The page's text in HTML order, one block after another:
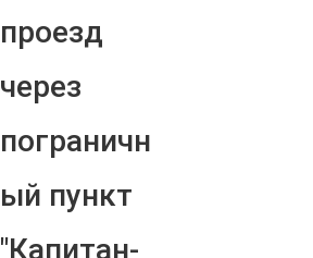
проезд
через
пограничн
ый пункт
"Капитан-